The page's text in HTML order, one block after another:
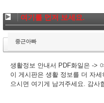
여기를 먼저 보세요.
중근아빠
생활정보 안내서 PDF화일은 ->
이 게시판은 생활 정보를 더 자
으시면 여기게 남겨주세요. 감사